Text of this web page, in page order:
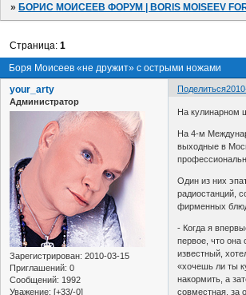
»БОРИС МОИСЕЕВ ФОРУМ | BORIS MOISEEV
Боря Моисеев «не дружит» с острыми ножами
Страница:1
Поделиться
your_arty
Администратор
Зарегистрирован: 2010-03-15
Приглашений: 0
Сообщений: 1992
Уважение: [+33/-0]
На кулинарном
На 4-м
выходные в
Один из них
радиостанций,
фирменных
- Когда я
первое, что она
известный,
«хочешь ли ты
накормить, а
совместная, за